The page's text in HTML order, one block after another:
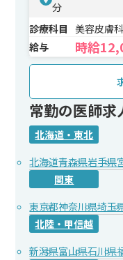
分
診療科目
美容皮膚科
給与
時給
常勤の医師求
北海道・東北
北海道青森県岩手県
関東
東京都神奈川県埼玉
北陸・甲信越
新潟県富山県石川県